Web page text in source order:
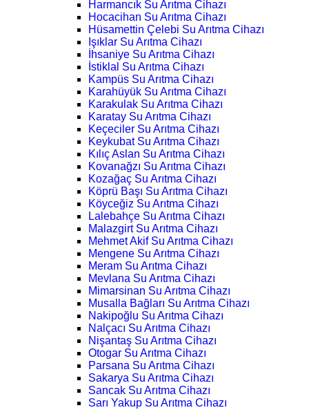
Harmancık Su Arıtma Cihazı
Hocacihan Su Arıtma Cihazı
Hüsamettin Çelebi Su Arıtma Cihazı
Işıklar Su Arıtma Cihazı
İhsaniye Su Arıtma Cihazı
İstiklal Su Arıtma Cihazı
Kampüs Su Arıtma Cihazı
Karahüyük Su Arıtma Cihazı
Karakulak Su Arıtma Cihazı
Karatay Su Arıtma Cihazı
Keçeciler Su Arıtma Cihazı
Keykubat Su Arıtma Cihazı
Kılıç Aslan Su Arıtma Cihazı
Kovanağzı Su Arıtma Cihazı
Kozağaç Su Arıtma Cihazı
Köprü Başı Su Arıtma Cihazı
Köyceğiz Su Arıtma Cihazı
Lalebahçe Su Arıtma Cihazı
Malazgirt Su Arıtma Cihazı
Mehmet Akif Su Arıtma Cihazı
Mengene Su Arıtma Cihazı
Meram Su Arıtma Cihazı
Mevlana Su Arıtma Cihazı
Mimarsinan Su Arıtma Cihazı
Musalla Bağları Su Arıtma Cihazı
Nakipoğlu Su Arıtma Cihazı
Nalçacı Su Arıtma Cihazı
Nişantaş Su Arıtma Cihazı
Otogar Su Arıtma Cihazı
Parsana Su Arıtma Cihazı
Sakarya Su Arıtma Cihazı
Sancak Su Arıtma Cihazı
Sarı Yakup Su Arıtma Cihazı